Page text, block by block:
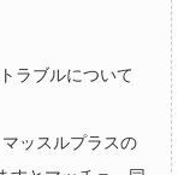
ラブルについて
ッスルプラスの